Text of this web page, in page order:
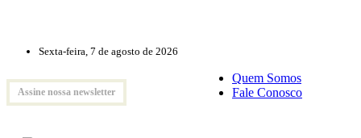
Sexta-feira, 7 de agosto de 2026
Assine nossa newsletter
Quem Somos
Fale Conosco